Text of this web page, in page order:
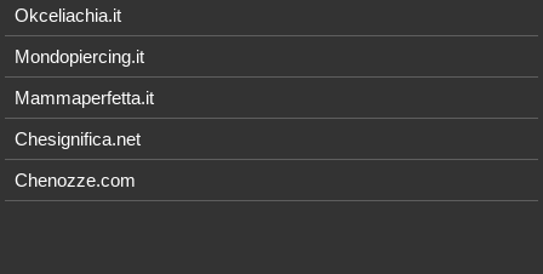
Okceliachia.it
Mondopiercing.it
Mammaperfetta.it
Chesignifica.net
Chenozze.com